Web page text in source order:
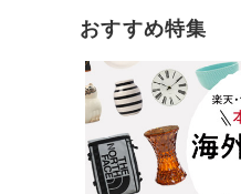
おすすめ特集